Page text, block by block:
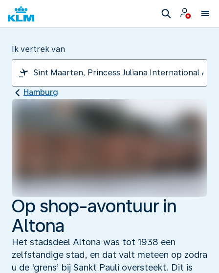
Ik vertrek van
Hamburg
Op shop-avontuur in
Altona
Het stadsdeel Altona was tot 1938 een
zelfstandige stad, en dat valt meteen op zodra
u de 'grens’ bij Sankt Pauli oversteekt. Dit is